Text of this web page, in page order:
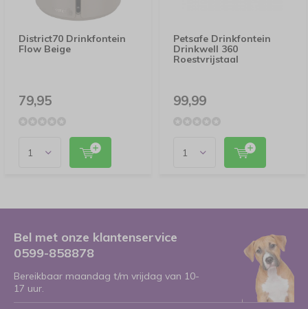
District70 Drinkfontein
Flow Beige
79,95
Petsafe Drinkfontein
Drinkwell 360
Roestvrijstaal
99,99
Bel met onze klantenservice
0599-858878
Bereikbaar maandag t/m vrijdag van 10-
17 uur.